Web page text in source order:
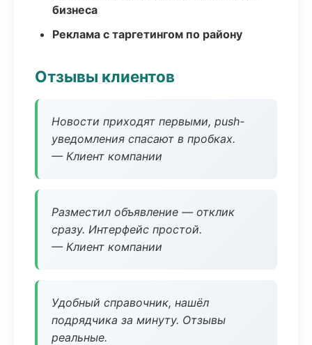
бизнеса
Реклама с таргетингом по району
Отзывы клиентов
Новости приходят первыми, push-
уведомления спасают в пробках.
— Клиент компании
Разместил объявление — отклик
сразу. Интерфейс простой.
— Клиент компании
Удобный справочник, нашёл
подрядчика за минуту. Отзывы
реальные.